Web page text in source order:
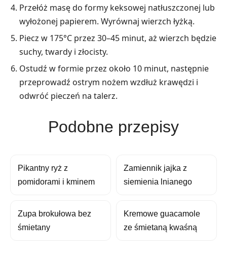
Przełóż masę do formy keksowej natłuszczonej lub
wyłożonej papierem. Wyrównaj wierzch łyżką.
Piecz w 175°C przez 30–45 minut, aż wierzch będzie
suchy, twardy i złocisty.
Ostudź w formie przez około 10 minut, następnie
przeprowadź ostrym nożem wzdłuż krawędzi i
odwróć pieczeń na talerz.
Podobne przepisy
Pikantny ryż z
pomidorami i kminem
Zamiennik jajka z
siemienia lnianego
Zupa brokułowa bez
śmietany
Kremowe guacamole
ze śmietaną kwaśną